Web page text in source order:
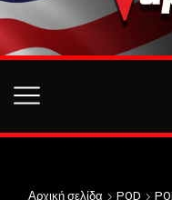
Αρχική σελίδα POD